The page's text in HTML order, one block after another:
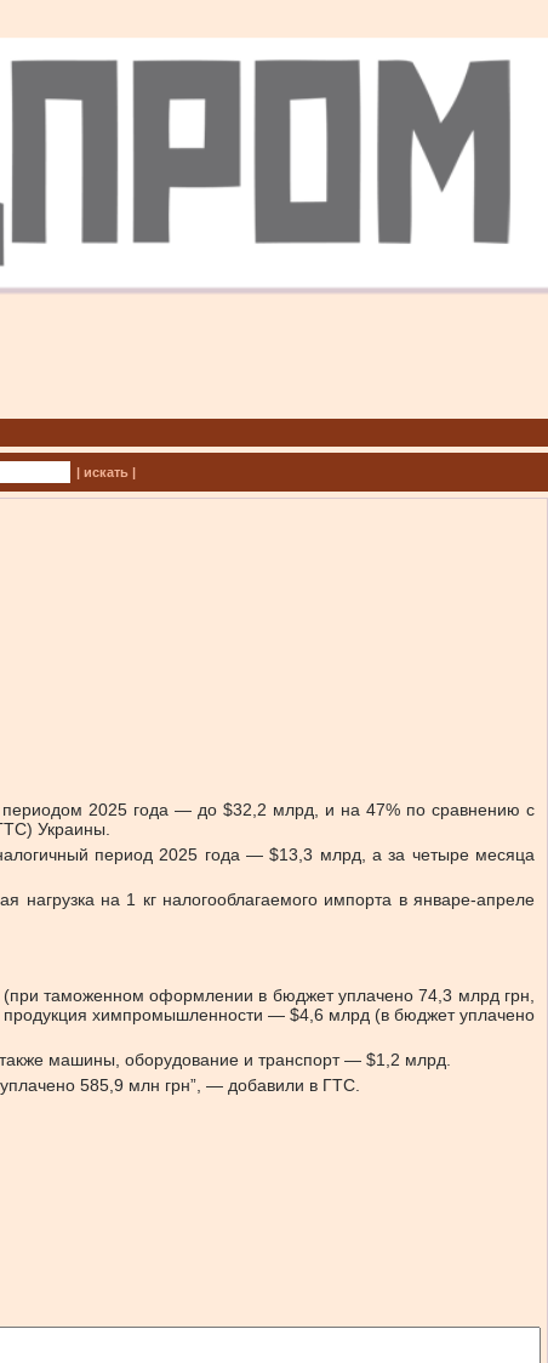
| искать |
периодом 2025 года — до $32,2 млрд, и на 47% по сравнению с
Украины.
период 2025 года — $13,3 млрд, а за четыре месяца
на 1 кг налогооблагаемого импорта в январе-апреле
таможенном оформлении в бюджет уплачено 74,3 млрд грн,
продукция химпромышленности — $4,6 млрд (в бюджет уплачено
машины, оборудование и транспорт — $1,2 млрд.
585,9 млн грн”, — добавили в ГТС.